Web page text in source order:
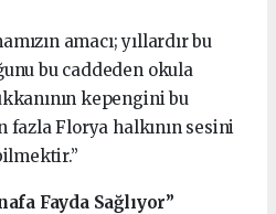
amacı; yıllardır bu
bu caddeden okula
kepengini bu
fazla Florya halkının sesini
Fayda Sağlıyor”